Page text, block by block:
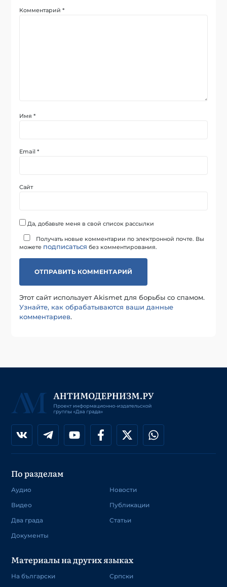
Комментарий*
Имя*
Email*
Сайт
Да, добавьте меня в свой список рассылки
Получать новые комментарии по электронной почте. Вы
можете подписаться без комментирования.
Этот сайт использует Akismet для борьбы со спамом.
Узнайте, как обрабатываются ваши данные
комментариев.
По разделам
Аудио
Видео
Два града
Документы
Новости
Публикации
Статьи
Материалы на других языках
На български
Српски